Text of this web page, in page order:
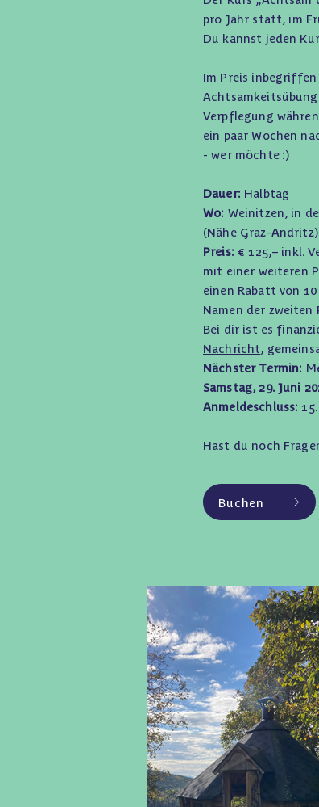
pro Jahr statt, im
Du kannst jeden
Im Preis
Verpflegung
ein paar Wochen
- wer möchte :)
Dauer: Halbtag
Wo: Weinitzen, in
(Nähe Graz-Andritz)
Preis: € 125,– inkl.
mit einer weiteren
einen Rabatt von
Namen der zweiten
Bei dir ist es
Nachricht,
Nächster Termin:
Samstag, 29. Juni
Anmeldeschluss:
Hast du noch
Buchen